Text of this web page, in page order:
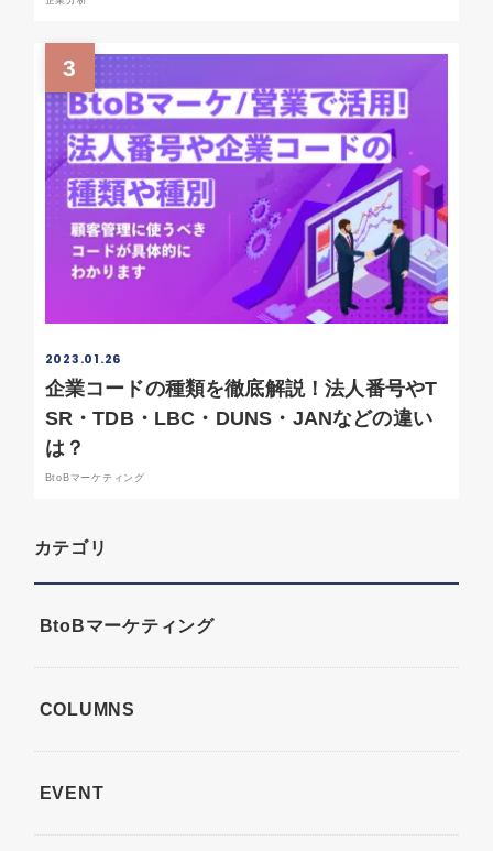
3
2023.01.26
企業コードの種類を徹底解説！法人番号やT
SR・TDB・LBC・DUNS・JANなどの違い
は？
BtoBマーケティング
カテゴリ
BtoBマーケティング
COLUMNS
EVENT